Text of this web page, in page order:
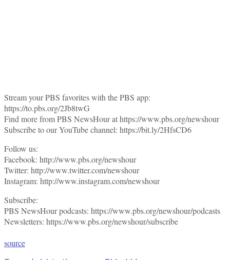
Stream your PBS favorites with the PBS app:
https://to.pbs.org/2Jb8twG
Find more from PBS NewsHour at https://www.pbs.org/newshour
Subscribe to our YouTube channel: https://bit.ly/2HfsCD6
Follow us:
Facebook: http://www.pbs.org/newshour
Twitter: http://www.twitter.com/newshour
Instagram: http://www.instagram.com/newshour
Subscribe:
PBS NewsHour podcasts: https://www.pbs.org/newshour/podcasts
Newsletters: https://www.pbs.org/newshour/subscribe
source